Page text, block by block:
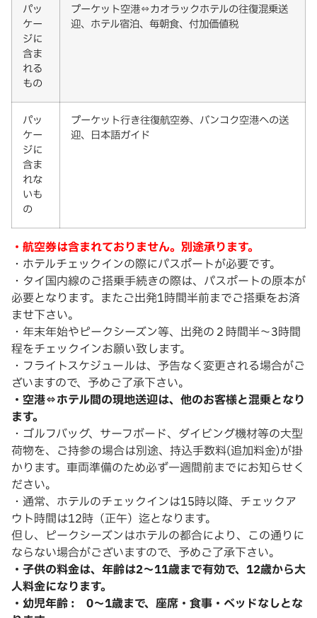
パッ
ケー
ジに
含ま
れる
もの
プーケット空港⇔カオラックホテルの往復混乗送
迎、ホテル宿泊、毎朝食、付加価値税
パッ
ケー
ジに
含ま
れな
いも
の
プーケット行き往復航空券、バンコク空港への送
迎、日本語ガイド
・航空券は含まれておりません。別途承ります。
・ホテルチェックインの際にパスポートが必要です。
・タイ国内線のご搭乗手続きの際は、パスポートの原本が
必要となります。またご出発1時間半前までご搭乗をお済
ませ下さい。
・年末年始やピークシーズン等、出発の２時間半～3時間
程をチェックインお願い致します。
・フライトスケジュールは、予告なく変更される場合がご
ざいますので、予めご了承下さい。
・空港⇔ホテル間の現地送迎は、他のお客様と混乗となり
ます。
・ゴルフバッグ、サーフボード、ダイビング機材等の大型
荷物を、ご持参の場合は別途、持込手数料(追加料金)が掛
かります。車両準備のため必ず一週間前までにお知らせく
ださい。
・通常、ホテルのチェックインは15時以降、チェックア
ウト時間は12時（正午）迄となります。
但し、ピークシーズンはホテルの都合により、この通りに
ならない場合がございますので、予めご了承下さい。
・子供の料金は、年齢は2～11歳まで有効で、12歳から大
人料金になります。
・幼児年齢 : 0～1歳まで、座席・食事・ベッドなしとな